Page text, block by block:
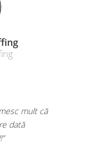
mult că
dată